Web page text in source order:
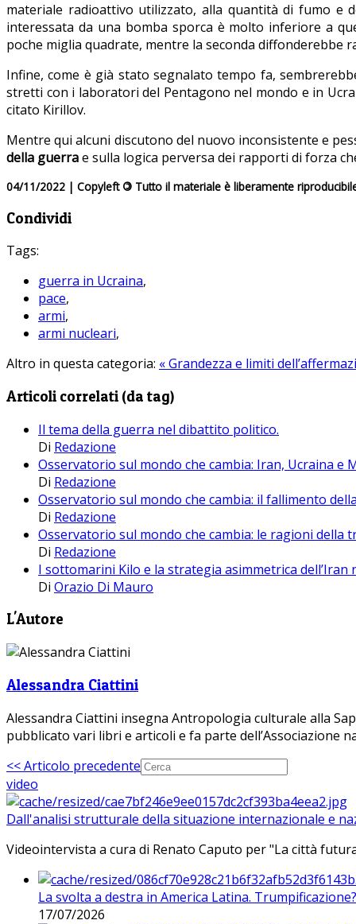
materiale radioattivo utilizzato, alla quantità di fumo e
interessata da una bomba sporca è molto inferiore a
poche miglia quadrate, mentre la seconda diffonderebbe
Infine, come è già stato segnalato tempo fa,
stretti con i laboratori del Pentagono nel mondo e in
citato Kirillov.
Mentre qui alcuni discutono del nuovo inconsistente e
della guerrae sulla logica perversa dei rapporti di forza
04/11/2022 | Copyleft © Tutto il materiale è liberamente
Condividi
Tags:
guerra in Ucraina,
pace,
armi,
armi nucleari,
Altro in questa categoria: « Grandezza e limiti
Articoli correlati (da tag)
Il tema della guerra nel dibattito politico.
Di Redazione
Osservatorio sul mondo che cambia: Iran, Ucraina e
Di Redazione
Osservatorio sul mondo che cambia: il fallimento
Di Redazione
Osservatorio sul mondo che cambia: le ragioni della
Di Redazione
I sottomarini Kilo e la strategia asimmetrica dell’Iran
Di Orazio Di Mauro
L'Autore
Alessandra Ciattini
Alessandra Ciattini insegna Antropologia culturale alla
pubblicato vari libri e articoli e fa parte dell’Associazione
<< Articolo precedente
video
Dall'analisi strutturale della situazione internazionale e
Videointervista a cura di Renato Caputo per "La città
La svolta a destra in America Latina. Trumpificazione?
17/07/2026